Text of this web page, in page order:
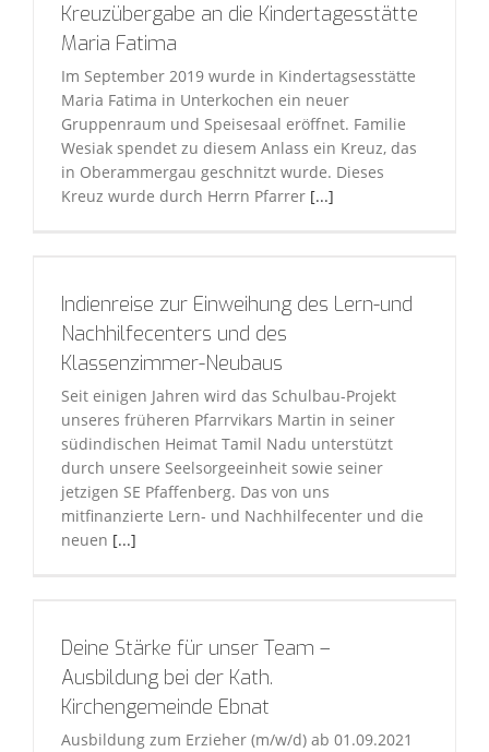
Kreuzübergabe an die Kindertagesstätte
Maria Fatima
Im September 2019 wurde in Kindertagsesstätte
Maria Fatima in Unterkochen ein neuer
Gruppenraum und Speisesaal eröffnet. Familie
Wesiak spendet zu diesem Anlass ein Kreuz, das
in Oberammergau geschnitzt wurde. Dieses
Kreuz wurde durch Herrn Pfarrer [...]
Indienreise zur Einweihung des Lern-und
Nachhilfecenters und des
Klassenzimmer-Neubaus
Seit einigen Jahren wird das Schulbau-Projekt
unseres früheren Pfarrvikars Martin in seiner
südindischen Heimat Tamil Nadu unterstützt
durch unsere Seelsorgeeinheit sowie seiner
jetzigen SE Pfaffenberg. Das von uns
mitfinanzierte Lern- und Nachhilfecenter und die
neuen [...]
Deine Stärke für unser Team –
Ausbildung bei der Kath.
Kirchengemeinde Ebnat
Ausbildung zum Erzieher (m/w/d) ab 01.09.2021